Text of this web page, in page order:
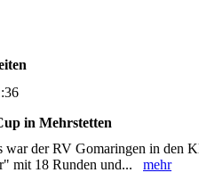
in Mehrstetten
war der RV Gomaringen in den
mit 18 Runden und... mehr